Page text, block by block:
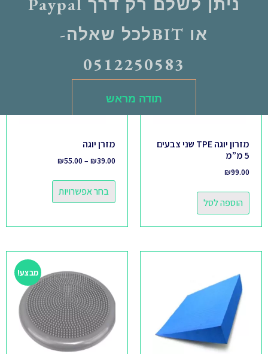
מזרון יוגה TPE שני צבעים
5 מ”מ
₪99.00
הוספה לסל
מזרן יוגה
₪39.00
–
₪55.00
בחר אפשרויות
מבצע!
או BITלכל שאלה-
0512250583
תודה מראש